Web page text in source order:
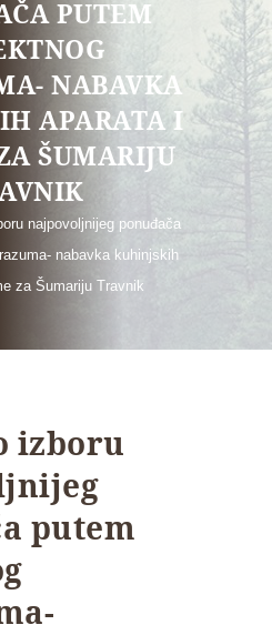
PUTEM
NABAVKA
APARATA I
ŠUMARIJU
najpovoljnijeg ponuđača
nabavka kuhinjskih
za Šumariju Travnik
izboru
putem